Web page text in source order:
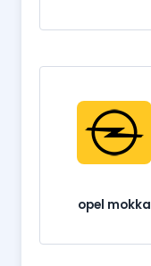
opel mokka